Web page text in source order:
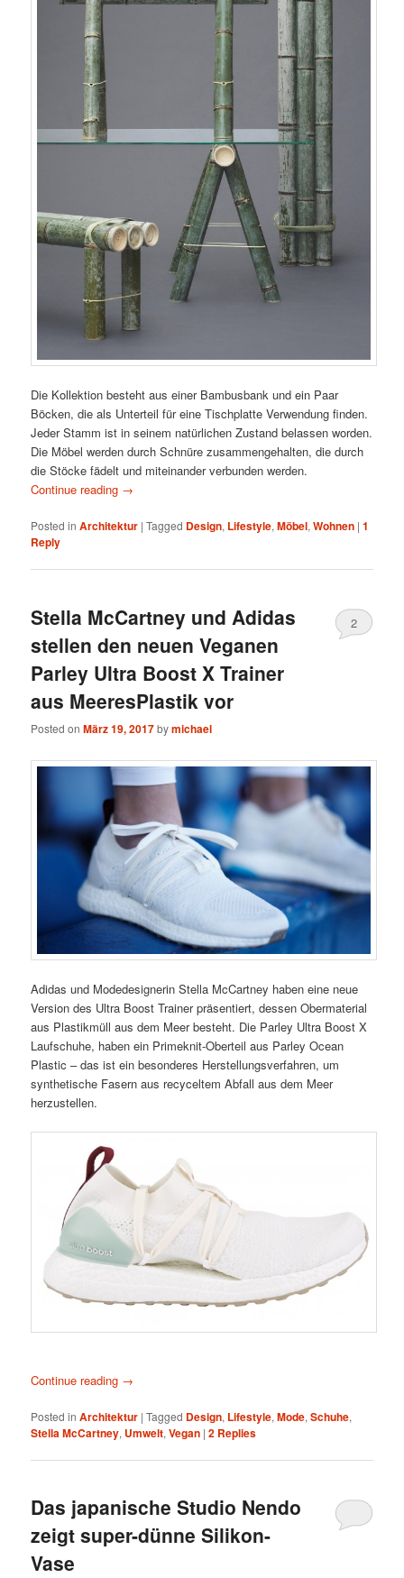
Die Kollektion besteht aus einer Bambusbank und ein Paar
Böcken, die als Unterteil für eine Tischplatte Verwendung finden.
Jeder Stamm ist in seinem natürlichen Zustand belassen worden.
Die Möbel werden durch Schnüre zusammengehalten, die durch
die Stöcke fädelt und miteinander verbunden werden.
Continue reading →
Posted in Architektur |Tagged Design, Lifestyle,Möbel,Wohnen |1
Reply
Stella McCartney und Adidas
stellen den neuen Veganen
Parley Ultra Boost X Trainer
aus MeeresPlastik vor
Posted onMärz 19, 2017bymichael
2
Adidas und Modedesignerin Stella McCartney haben eine neue
Version des Ultra Boost Trainer präsentiert, dessen Obermaterial
aus Plastikmüll aus dem Meer besteht. Die Parley Ultra Boost X
Laufschuhe, haben ein Primeknit-Oberteil aus Parley Ocean
Plastic – das ist ein besonderes Herstellungsverfahren, um
synthetische Fasern aus recyceltem Abfall aus dem Meer
herzustellen.
Continue reading →
Posted in Architektur |Tagged Design, Lifestyle,Mode,Schuhe,
Stella McCartney, Umwelt,Vegan |2 Replies
Das japanische Studio Nendo
zeigt super-dünne Silikon-
Vase